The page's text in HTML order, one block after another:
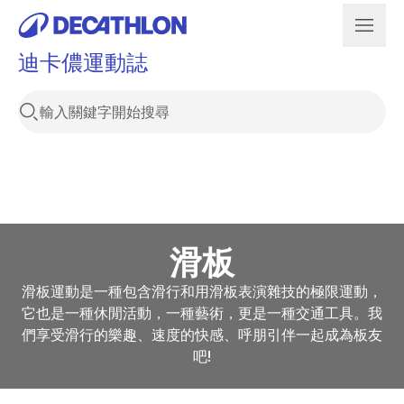
迪卡儂運動誌
滑板
滑板運動是一種包含滑行和用滑板表演雜技的極限運動，
它也是一種休閒活動，一種藝術，更是一種交通工具。我
們享受滑行的樂趣、速度的快感、呼朋引伴一起成為板友
吧!